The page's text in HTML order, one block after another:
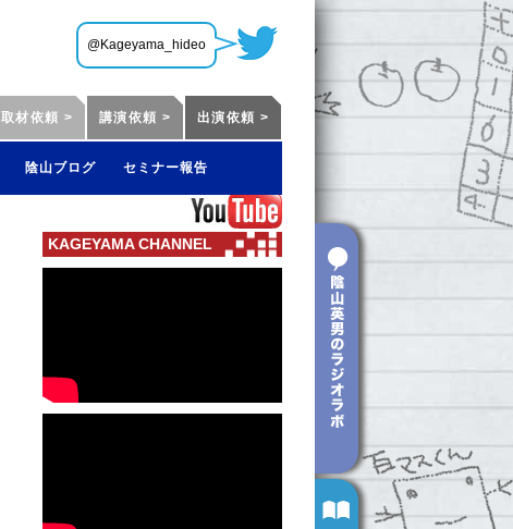
@Kageyama_hideo
陰山ブログ セミナー報告
KAGEYAMA CHANNEL
取材依頼 > 講演依頼 > 出演依頼 >